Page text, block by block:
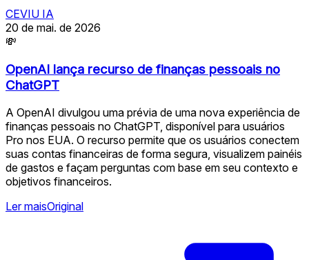
CEVIU IA
20 de mai. de 2026
💸
OpenAI lança recurso de finanças pessoais no
ChatGPT
A OpenAI divulgou uma prévia de uma nova experiência de
finanças pessoais no ChatGPT, disponível para usuários
Pro nos EUA. O recurso permite que os usuários conectem
suas contas financeiras de forma segura, visualizem painéis
de gastos e façam perguntas com base em seu contexto e
objetivos financeiros.
Ler maisOriginal